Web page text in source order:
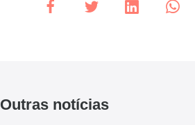
Outras notícias